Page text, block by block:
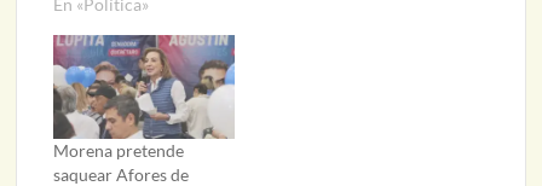
En «Política»
Morena pretende
saquear Afores de